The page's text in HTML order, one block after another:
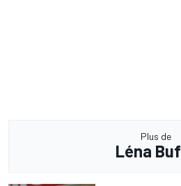
Plus de
Léna